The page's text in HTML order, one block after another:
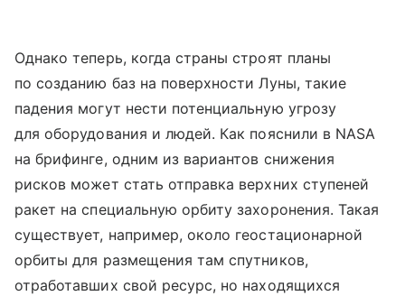
Однако теперь, когда страны строят планы
по созданию баз на поверхности Луны, такие
падения могут нести потенциальную угрозу
для оборудования и людей. Как пояснили в NASA
на брифинге, одним из вариантов снижения
рисков может стать отправка верхних ступеней
ракет на специальную орбиту захоронения. Такая
существует, например, около геостационарной
орбиты для размещения там спутников,
отработавших свой ресурс, но находящихся